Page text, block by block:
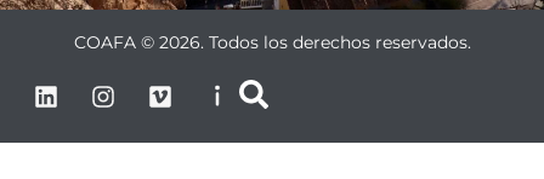
COAFA © 2026. Todos los derechos reservados.